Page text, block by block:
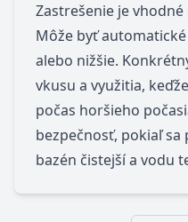
Zastrešenie je
Môže byť
alebo nižšie.
vkusu a využitia,
počas horšieho
bezpečnosť, pokiaľ
bazén čistejší a vodu